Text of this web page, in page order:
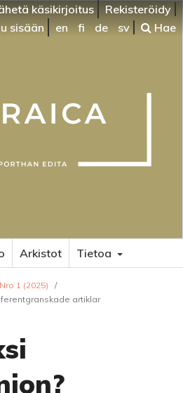
käsikirjoitus
Rekisteröidy
sisään
en fi de sv Hae
Arkistot Tietoa
1 (2025)
/
artiklar